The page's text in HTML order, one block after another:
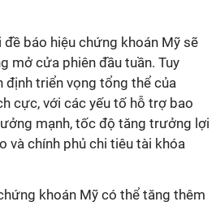
báo hiệu chứng khoán Mỹ sẽ
mở cửa phiên đầu tuần. Tuy
định triển vọng tổng thể của
cực, với các yếu tố hỗ trợ bao
mạnh, tốc độ tăng trưởng lợi
và chính phủ chi tiêu tài khóa
khoán Mỹ có thể tăng thêm